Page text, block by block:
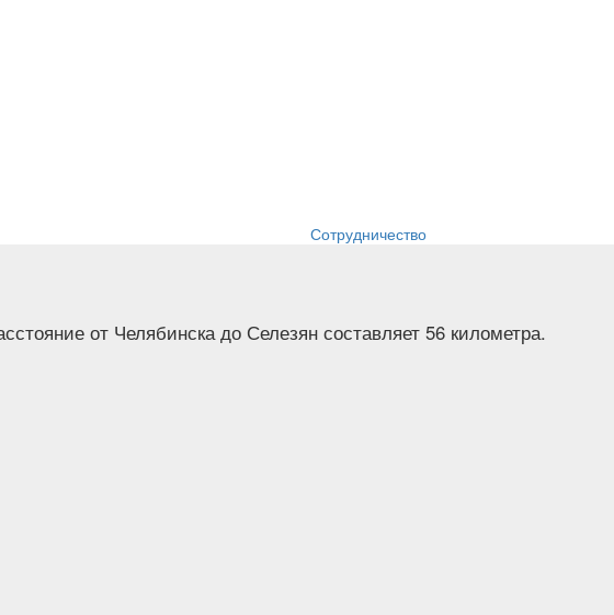
Сотрудничество
от Челябинска до Селезян составляет 56 километра.